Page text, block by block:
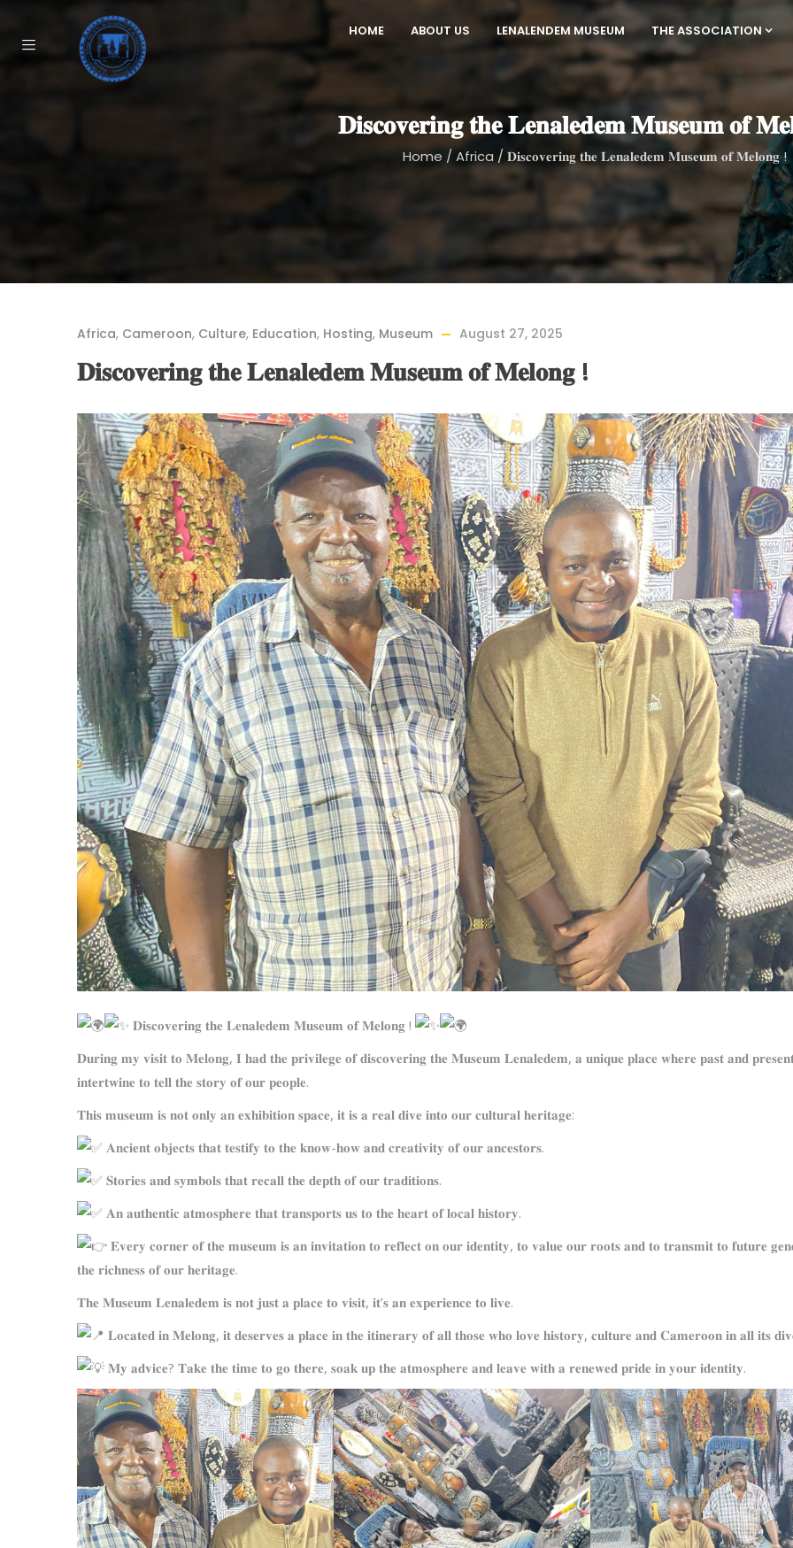
HOME ABOUT US LENALENDEM MUSEUM THE ASSOCIATION
𝐃𝐢𝐬𝐜𝐨𝐯𝐞𝐫𝐢𝐧𝐠 𝐭𝐡𝐞 𝐋𝐞𝐧𝐚𝐥𝐞𝐝𝐞𝐦 𝐌𝐮𝐬𝐞𝐮𝐦 𝐨𝐟
Home /Africa /𝐃𝐢𝐬𝐜𝐨𝐯𝐞𝐫𝐢𝐧𝐠 𝐭𝐡𝐞 𝐋𝐞𝐧𝐚𝐥𝐞𝐝𝐞𝐦 𝐌𝐮𝐬𝐞𝐮𝐦 𝐨𝐟 𝐌𝐞𝐥𝐨𝐧𝐠 !
Africa, Cameroon, Culture, Education, Hosting, Museum August 27, 2025
𝐃𝐢𝐬𝐜𝐨𝐯𝐞𝐫𝐢𝐧𝐠 𝐭𝐡𝐞 𝐋𝐞𝐧𝐚𝐥𝐞𝐝𝐞𝐦 𝐌𝐮𝐬𝐞𝐮𝐦 𝐨𝐟 𝐌𝐞𝐥𝐨𝐧𝐠 !
𝐃𝐢𝐬𝐜𝐨𝐯𝐞𝐫𝐢𝐧𝐠 𝐭𝐡𝐞 𝐋𝐞𝐧𝐚𝐥𝐞𝐝𝐞𝐦 𝐌𝐮𝐬𝐞𝐮𝐦 𝐨𝐟 𝐌𝐞𝐥𝐨𝐧𝐠 !
𝐃𝐮𝐫𝐢𝐧𝐠 𝐦𝐲 𝐯𝐢𝐬𝐢𝐭 𝐭𝐨 𝐌𝐞𝐥𝐨𝐧𝐠, 𝐈 𝐡𝐚𝐝 𝐭𝐡𝐞 𝐩𝐫𝐢𝐯𝐢𝐥𝐞𝐠𝐞 𝐨𝐟 𝐝𝐢𝐬𝐜𝐨𝐯𝐞𝐫𝐢𝐧𝐠 𝐭𝐡𝐞 𝐌𝐮𝐬𝐞𝐮𝐦 𝐋𝐞𝐧𝐚𝐥𝐞𝐝𝐞𝐦, 𝐚 𝐮𝐧𝐢𝐪𝐮𝐞 𝐩𝐥𝐚𝐜𝐞 𝐰𝐡𝐞𝐫𝐞 𝐩𝐚𝐬𝐭 𝐚𝐧𝐝
𝐢𝐧𝐭𝐞𝐫𝐭𝐰𝐢𝐧𝐞 𝐭𝐨 𝐭𝐞𝐥𝐥 𝐭𝐡𝐞 𝐬𝐭𝐨𝐫𝐲 𝐨𝐟 𝐨𝐮𝐫 𝐩𝐞𝐨𝐩𝐥𝐞.
𝐓𝐡𝐢𝐬 𝐦𝐮𝐬𝐞𝐮𝐦 𝐢𝐬 𝐧𝐨𝐭 𝐨𝐧𝐥𝐲 𝐚𝐧 𝐞𝐱𝐡𝐢𝐛𝐢𝐭𝐢𝐨𝐧 𝐬𝐩𝐚𝐜𝐞, 𝐢𝐭 𝐢𝐬 𝐚 𝐫𝐞𝐚𝐥 𝐝𝐢𝐯𝐞 𝐢𝐧𝐭𝐨 𝐨𝐮𝐫 𝐜𝐮𝐥𝐭𝐮𝐫𝐚𝐥 𝐡𝐞𝐫𝐢𝐭𝐚𝐠𝐞:
𝐀𝐧𝐜𝐢𝐞𝐧𝐭 𝐨𝐛𝐣𝐞𝐜𝐭𝐬 𝐭𝐡𝐚𝐭 𝐭𝐞𝐬𝐭𝐢𝐟𝐲 𝐭𝐨 𝐭𝐡𝐞 𝐤𝐧𝐨𝐰-𝐡𝐨𝐰 𝐚𝐧𝐝 𝐜𝐫𝐞𝐚𝐭𝐢𝐯𝐢𝐭𝐲 𝐨𝐟 𝐨𝐮𝐫 𝐚𝐧𝐜𝐞𝐬𝐭𝐨𝐫𝐬.
𝐒𝐭𝐨𝐫𝐢𝐞𝐬 𝐚𝐧𝐝 𝐬𝐲𝐦𝐛𝐨𝐥𝐬 𝐭𝐡𝐚𝐭 𝐫𝐞𝐜𝐚𝐥𝐥 𝐭𝐡𝐞 𝐝𝐞𝐩𝐭𝐡 𝐨𝐟 𝐨𝐮𝐫 𝐭𝐫𝐚𝐝𝐢𝐭𝐢𝐨𝐧𝐬.
𝐀𝐧 𝐚𝐮𝐭𝐡𝐞𝐧𝐭𝐢𝐜 𝐚𝐭𝐦𝐨𝐬𝐩𝐡𝐞𝐫𝐞 𝐭𝐡𝐚𝐭 𝐭𝐫𝐚𝐧𝐬𝐩𝐨𝐫𝐭𝐬 𝐮𝐬 𝐭𝐨 𝐭𝐡𝐞 𝐡𝐞𝐚𝐫𝐭 𝐨𝐟 𝐥𝐨𝐜𝐚𝐥 𝐡𝐢𝐬𝐭𝐨𝐫𝐲.
𝐄𝐯𝐞𝐫𝐲 𝐜𝐨𝐫𝐧𝐞𝐫 𝐨𝐟 𝐭𝐡𝐞 𝐦𝐮𝐬𝐞𝐮𝐦 𝐢𝐬 𝐚𝐧 𝐢𝐧𝐯𝐢𝐭𝐚𝐭𝐢𝐨𝐧 𝐭𝐨 𝐫𝐞𝐟𝐥𝐞𝐜𝐭 𝐨𝐧 𝐨𝐮𝐫 𝐢𝐝𝐞𝐧𝐭𝐢𝐭𝐲, 𝐭𝐨 𝐯𝐚𝐥𝐮𝐞 𝐨𝐮𝐫 𝐫𝐨𝐨𝐭𝐬 𝐚𝐧𝐝 𝐭𝐨 𝐭𝐫𝐚𝐧𝐬𝐦𝐢𝐭 𝐭𝐨 𝐟𝐮𝐭𝐮𝐫𝐞
𝐭𝐡𝐞 𝐫𝐢𝐜𝐡𝐧𝐞𝐬𝐬 𝐨𝐟 𝐨𝐮𝐫 𝐡𝐞𝐫𝐢𝐭𝐚𝐠𝐞.
𝐓𝐡𝐞 𝐌𝐮𝐬𝐞𝐮𝐦 𝐋𝐞𝐧𝐚𝐥𝐞𝐝𝐞𝐦 𝐢𝐬 𝐧𝐨𝐭 𝐣𝐮𝐬𝐭 𝐚 𝐩𝐥𝐚𝐜𝐞 𝐭𝐨 𝐯𝐢𝐬𝐢𝐭, 𝐢𝐭’𝐬 𝐚𝐧 𝐞𝐱𝐩𝐞𝐫𝐢𝐞𝐧𝐜𝐞 𝐭𝐨 𝐥𝐢𝐯𝐞.
𝐋𝐨𝐜𝐚𝐭𝐞𝐝 𝐢𝐧 𝐌𝐞𝐥𝐨𝐧𝐠, 𝐢𝐭 𝐝𝐞𝐬𝐞𝐫𝐯𝐞𝐬 𝐚 𝐩𝐥𝐚𝐜𝐞 𝐢𝐧 𝐭𝐡𝐞 𝐢𝐭𝐢𝐧𝐞𝐫𝐚𝐫𝐲 𝐨𝐟 𝐚𝐥𝐥 𝐭𝐡𝐨𝐬𝐞 𝐰𝐡𝐨 𝐥𝐨𝐯𝐞 𝐡𝐢𝐬𝐭𝐨𝐫𝐲, 𝐜𝐮𝐥𝐭𝐮𝐫𝐞 𝐚𝐧𝐝 𝐂𝐚𝐦𝐞𝐫𝐨𝐨𝐧 𝐢𝐧 𝐚𝐥𝐥 𝐢𝐭𝐬
𝐌𝐲 𝐚𝐝𝐯𝐢𝐜𝐞? 𝐓𝐚𝐤𝐞 𝐭𝐡𝐞 𝐭𝐢𝐦𝐞 𝐭𝐨 𝐠𝐨 𝐭𝐡𝐞𝐫𝐞, 𝐬𝐨𝐚𝐤 𝐮𝐩 𝐭𝐡𝐞 𝐚𝐭𝐦𝐨𝐬𝐩𝐡𝐞𝐫𝐞 𝐚𝐧𝐝 𝐥𝐞𝐚𝐯𝐞 𝐰𝐢𝐭𝐡 𝐚 𝐫𝐞𝐧𝐞𝐰𝐞𝐝 𝐩𝐫𝐢𝐝𝐞 𝐢𝐧 𝐲𝐨𝐮𝐫 𝐢𝐝𝐞𝐧𝐭𝐢𝐭𝐲.